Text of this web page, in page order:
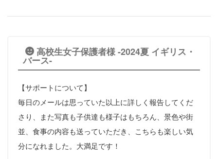
高校生女子保護者様 -2024夏 イギリス・
バース-
【サポートについて】
毎日のメールは思っていた以上に詳しく報告してくだ
さり、また写真も子供達も様子はもちろん、景色や街
並、食事の内容も送っていただき、こちらも楽しい気
分になれました。大満足です！